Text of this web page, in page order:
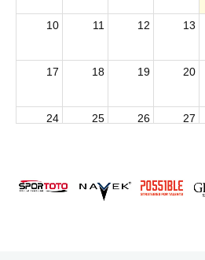
10 11 12 13
17 18 19 20
24 25 26 27